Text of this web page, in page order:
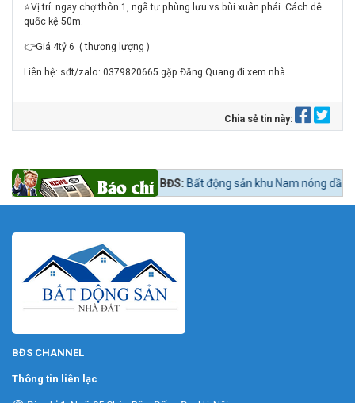
⭐Vị trí: ngay chợ thôn 1, ngã tư phùng lưu vs bùi xuân phái. Cách dê
quốc kệ 50m.
👉Giá 4tỷ 6 ( thương lượng )
Liên hệ: sđt/zalo: 0379820665 gặp Đăng Quang đi xem nhà
Chia sẻ tin này:
lúc mua? Tin tức 24h BĐS:Bất động sản khu Nam nóng dần
BĐS CHANNEL
Thông tin liên lạc